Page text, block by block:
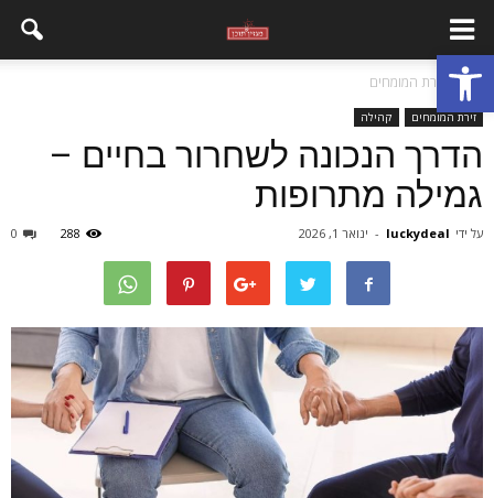
פתח סרגל נגישות
בית זירת המומחים
זירת המומחים קהילה
הדרך הנכונה לשחרור בחיים –
גמילה מתרופות
על ידי luckydeal
- ינואר 1, 2026 0 288